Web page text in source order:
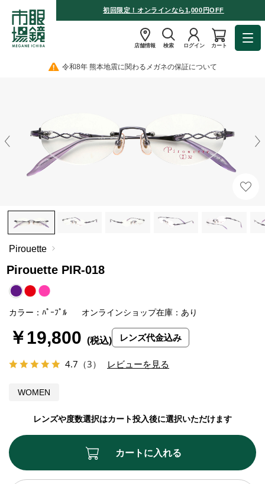
初回限定！オンラインなら1,000円OFF
店舗情報 検索 ログイン カート
令和8年 熊本地震に関わるメガネの保証について
Pirouette
Pirouette PIR-018
4.7 （3） レビューを見る
WOMEN
カラー：ﾊﾟｰﾌﾟﾙ オンラインショップ在庫：あり
レンズや度数選択はカート投入後に選択いただけます
￥19,800 レンズ代金込み
カートに入れる